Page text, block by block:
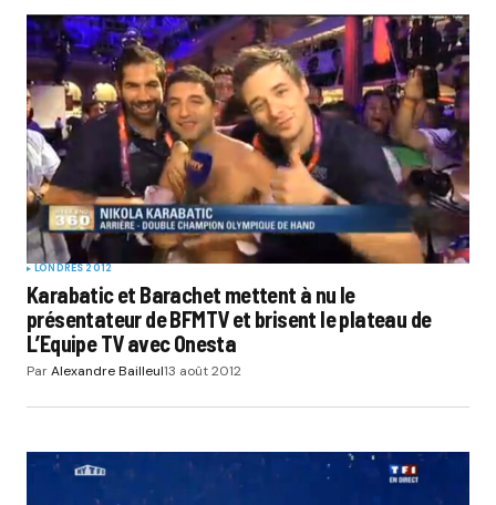
LONDRES 2012
Karabatic et Barachet mettent à nu le
présentateur de BFMTV et brisent le plateau de
L’Equipe TV avec Onesta
ParAlexandre Bailleul13 août 2012